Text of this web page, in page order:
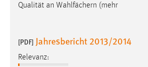
Qualität an Wahlfächern (mehr
[PDF] Jahresbericht 2013/2014
Relevanz: